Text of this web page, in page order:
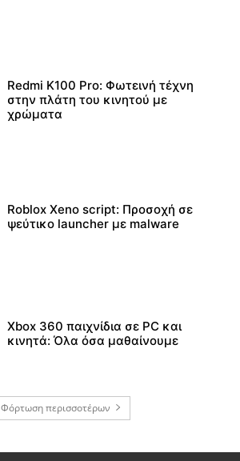
Redmi K100 Pro: Φωτεινή τέχνη
στην πλάτη του κινητού με
χρώματα
Roblox Xeno script: Προσοχή σε
ψεύτικο launcher με malware
Xbox 360 παιχνίδια σε PC και
κινητά: Όλα όσα μαθαίνουμε
Φόρτωση περισσοτέρων